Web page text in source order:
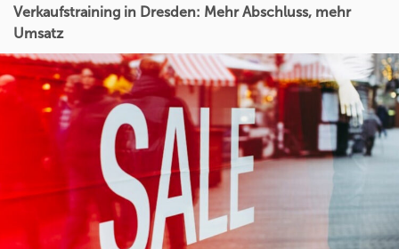
Verkaufstraining in Dresden: Mehr Abschluss, mehr
Umsatz